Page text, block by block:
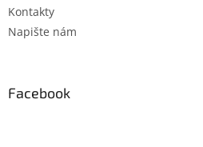
Kontakty
Napište nám
Facebook